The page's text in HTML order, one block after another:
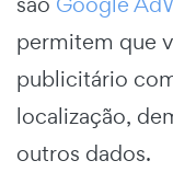
permitem que
publicitário
localização,
outros dados.